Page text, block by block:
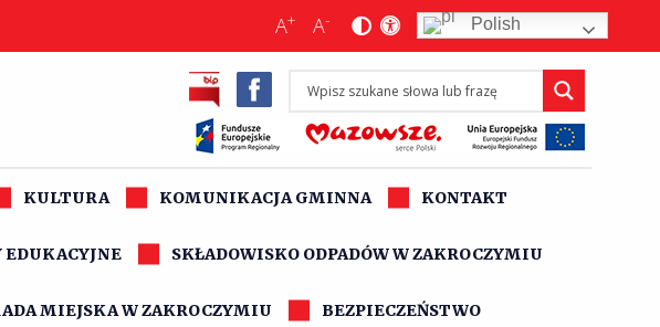
A+ A- Polish
KULTURA KOMUNIKACJA GMINNA KONTAKT
SKŁADOWISKO ODPADÓW W ZAKROCZYMIU
MIEJSKA W ZAKROCZYMIU BEZPIECZEŃSTWO